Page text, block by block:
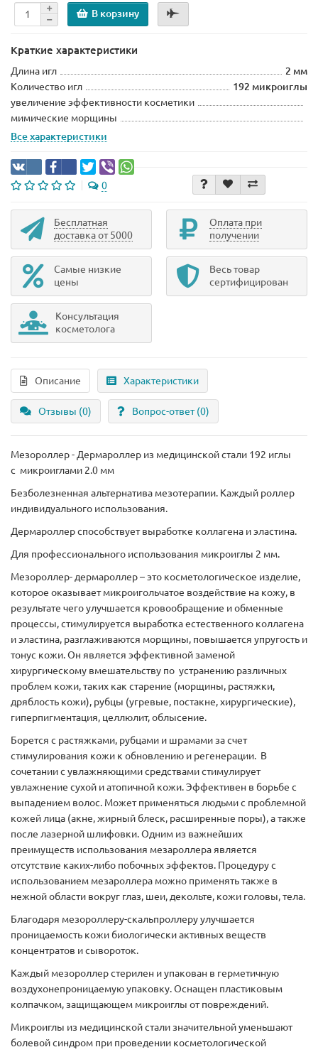
В корзину
Краткие характеристики
Длина игл
2 мм
Количество игл
192 микроиглы
увеличение эффективности косметики
мимические морщины
Все характеристики
0
Бесплатная
доставка от 5000
Оплата при
получении
Самые низкие
цены
Весь товар
сертифицирован
Консультация
косметолога
Описание Характеристики
Отзывы (0) Вопрос-ответ(0)
Мезороллер - Дермароллер из медицинской стали 192 иглы
с микроиглами 2.0 мм
Безболезненная альтернатива мезотерапии. Каждый роллер
индивидуального использования.
Дермароллер способствует выработке коллагена и эластина.
Для профессионального использования микроиглы 2 мм.
Мезороллер- дермароллер – это косметологическое изделие,
которое оказывает микроигольчатое воздействие на кожу, в
результате чего улучшается кровообращение и обменные
процессы, стимулируется выработка естественного коллагена
и эластина, разглаживаются морщины, повышается упругость и
тонус кожи. Он является эффективной заменой
хирургическому вмешательству по устранению различных
проблем кожи, таких как старение (морщины, растяжки,
дряблость кожи), рубцы (угревые, постакне, хирургические),
гиперпигментация, целлюлит, облысение.
Борется с растяжками, рубцами и шрамами за счет
стимулирования кожи к обновлению и регенерации. В
сочетании с увлажняющими средствами стимулирует
увлажнение сухой и атопичной кожи. Эффективен в борьбе с
выпадением волос. Может применяться людьми с проблемной
кожей лица (акне, жирный блеск, расширенные поры), а также
после лазерной шлифовки. Одним из важнейших
преимуществ использования мезароллера является
отсутствие каких-либо побочных эффектов. Процедуру с
использованием мезароллера можно применять также в
нежной области вокруг глаз, шеи, декольте, кожи головы, тела.
Благодаря мезороллеру-скальпроллеру улучшается
проницаемость кожи биологически активных веществ
концентратов и сывороток.
Каждый мезороллер стерилен и упакован в герметичную
воздухонепроницаемую упаковку. Оснащен пластиковым
колпачком, защищающем микроиглы от повреждений.
Микроиглы из медицинской стали значительной уменьшают
болевой синдром при проведении косметологической